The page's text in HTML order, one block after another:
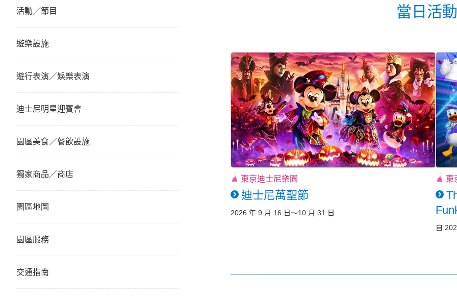
當日活
東京迪士尼樂園
迪士尼萬聖節
2026 年 9 月 16 日～10 月 31 日
東
自
活動／節目
遊樂設施
遊行表演／娛樂表演
迪士尼明星迎賓會
園區美食／餐飲設施
獨家商品／商店
園區地圖
園區服務
交通指南